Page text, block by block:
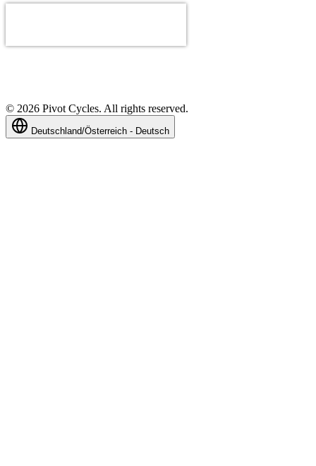
© 2026 Pivot Cycles. All rights reserved.
Deutschland/Österreich - Deutsch